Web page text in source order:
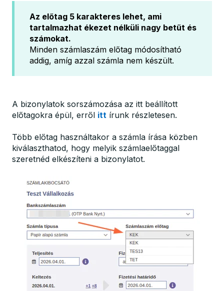
Az előtag 5 karakteres lehet, ami
tartalmazhat ékezet nélküli nagy betűt és
számokat.
Minden számlaszám előtag módosítható
addig, amíg azzal számla nem készült.
A bizonylatok sorszámozása az itt beállított
előtagokra épül, erről itt írunk részletesen.
Több előtag használtakor a számla írása közben
kiválaszthatod, hogy melyik számlaelőtaggal
szeretnéd elkészíteni a bizonylatot.